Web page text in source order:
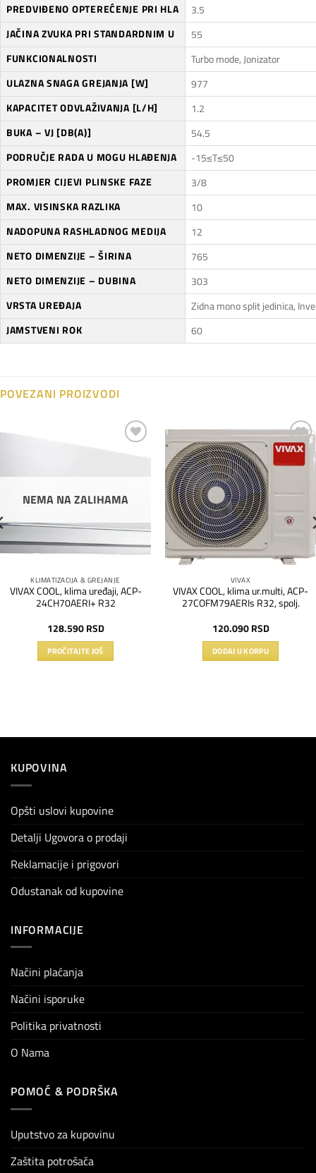
PREDVIĐENO OPTEREĆENJE PRI HLA
3.5
JAČINA ZVUKA PRI STANDARDNIM U
55
FUNKCIONALNOSTI
Turbo mode, Jonizator
ULAZNA SNAGA GREJANJA [W]
977
KAPACITET ODVLAŽIVANJA [L/H]
1.2
BUKA – VJ [DB(A)]
54.5
PODRUČJE RADA U MOGU HLAĐENJA
-15≤T≤50
PROMJER CIJEVI PLINSKE FAZE
3/8
MAX. VISINSKA RAZLIKA
10
NADOPUNA RASHLADNOG MEDIJA
12
NETO DIMENZIJE – ŠIRINA
765
NETO DIMENZIJE – DUBINA
303
VRSTA UREĐAJA
Zidna mono split jedinica,
JAMSTVENI ROK
60
POVEZANI PROIZVODI
NEMA NA ZALIHAMA
KLIMATIZACIJA & GREJANJE
VIVAX COOL, klima uređaji, ACP-
24CH70AERI+ R32
128.590 RSD
PROČITAJTE JOŠ
Dodaj
VIVAX
VIVAX COOL, klima ur.multi, ACP-
27COFM79AERIs R32, spolj.
120.090 RSD
DODAJ U KORPU
KUPOVINA
Opšti uslovi kupovine
Detalji Ugovora o prodaji
Reklamacije i prigovori
Odustanak od kupovine
INFORMACIJE
Načini plaćanja
Načini isporuke
Politika privatnosti
O Nama
POMOĆ & PODRŠKA
Uputstvo za kupovinu
Zaštita potrošača